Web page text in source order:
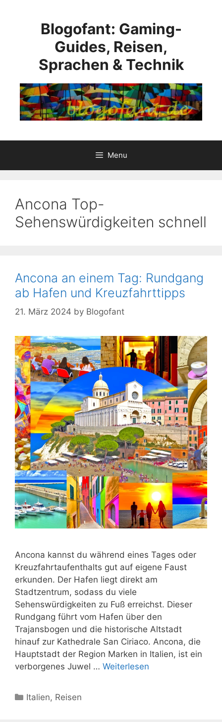
Blogofant: Gaming-
Guides, Reisen,
Sprachen & Technik
Menu
Ancona Top-
Sehenswürdigkeiten schnell
Ancona an einem Tag: Rundgang
ab Hafen und Kreuzfahrttipps
21. März 2024 by Blogofant
Ancona kannst du während eines Tages oder
Kreuzfahrtaufenthalts gut auf eigene Faust
erkunden. Der Hafen liegt direkt am
Stadtzentrum, sodass du viele
Sehenswürdigkeiten zu Fuß erreichst. Dieser
Rundgang führt vom Hafen über den
Trajansbogen und die historische Altstadt
hinauf zur Kathedrale San Ciriaco. Ancona, die
Hauptstadt der Region Marken in Italien, ist ein
verborgenes Juwel … Weiterlesen
Kategorien
Italien, Reisen